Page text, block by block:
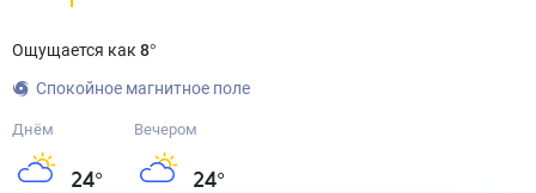
Ощущается как 8°
Спокойное магнитное поле
Днём
24°
Вечером
24°